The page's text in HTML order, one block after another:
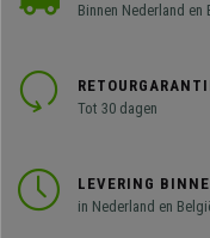
Binnen Nederland en
Tot 30 dagen
LEVERING
in Nederland en